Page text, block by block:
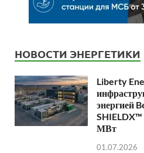
НОВОСТИ ЭНЕРГЕТИКИ
Liberty
энергией
МВт
01.07.2026